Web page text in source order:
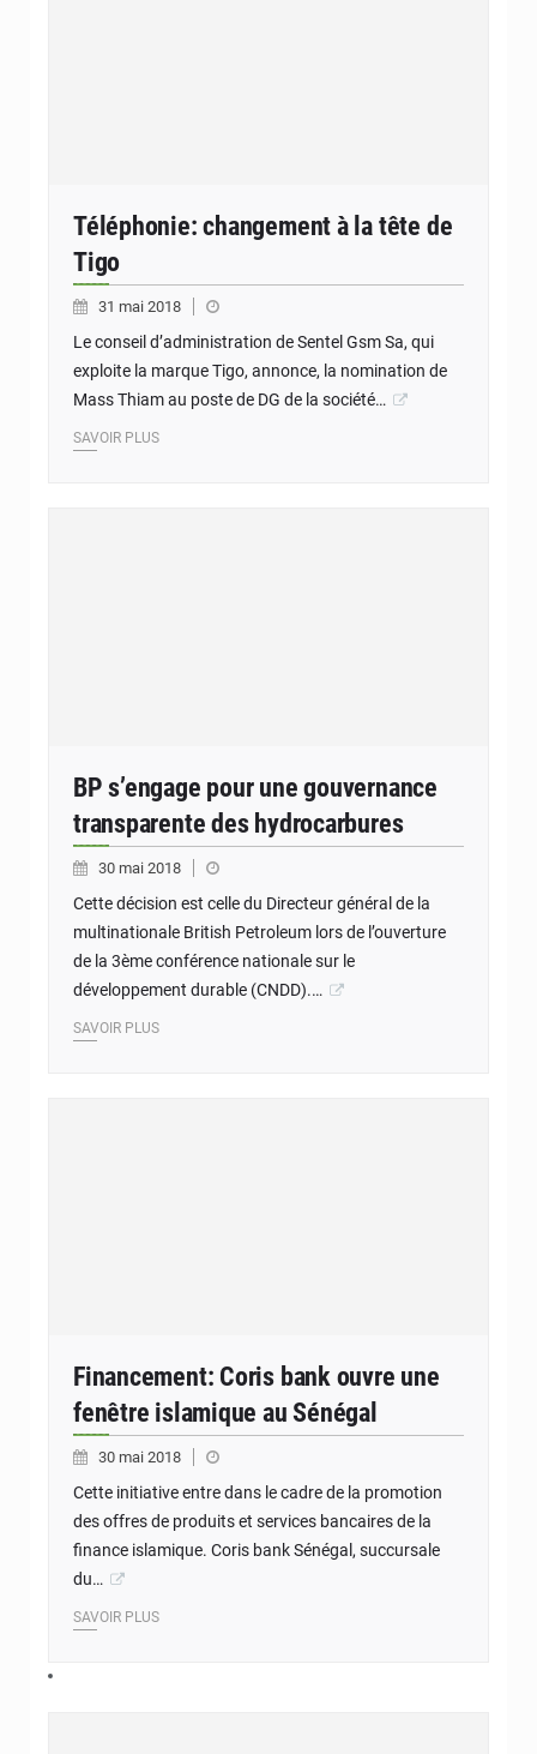
Téléphonie: changement à la tête de
Tigo
31 mai 2018
Le conseil d’administration de Sentel Gsm Sa, qui
exploite la marque Tigo, annonce, la nomination de
Mass Thiam au poste de DG de la société…
SAVOIR PLUS
BP s’engage pour une gouvernance
transparente des hydrocarbures
30 mai 2018
Cette décision est celle du Directeur général de la
multinationale British Petroleum lors de l’ouverture
de la 3ème conférence nationale sur le
développement durable (CNDD).…
SAVOIR PLUS
Financement: Coris bank ouvre une
fenêtre islamique au Sénégal
30 mai 2018
Cette initiative entre dans le cadre de la promotion
des offres de produits et services bancaires de la
finance islamique. Coris bank Sénégal, succursale
du…
SAVOIR PLUS